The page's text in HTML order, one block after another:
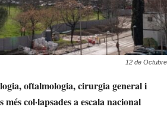
12 de Octubre
oftalmologia, cirurgia general i
col·lapsades a escala nacional